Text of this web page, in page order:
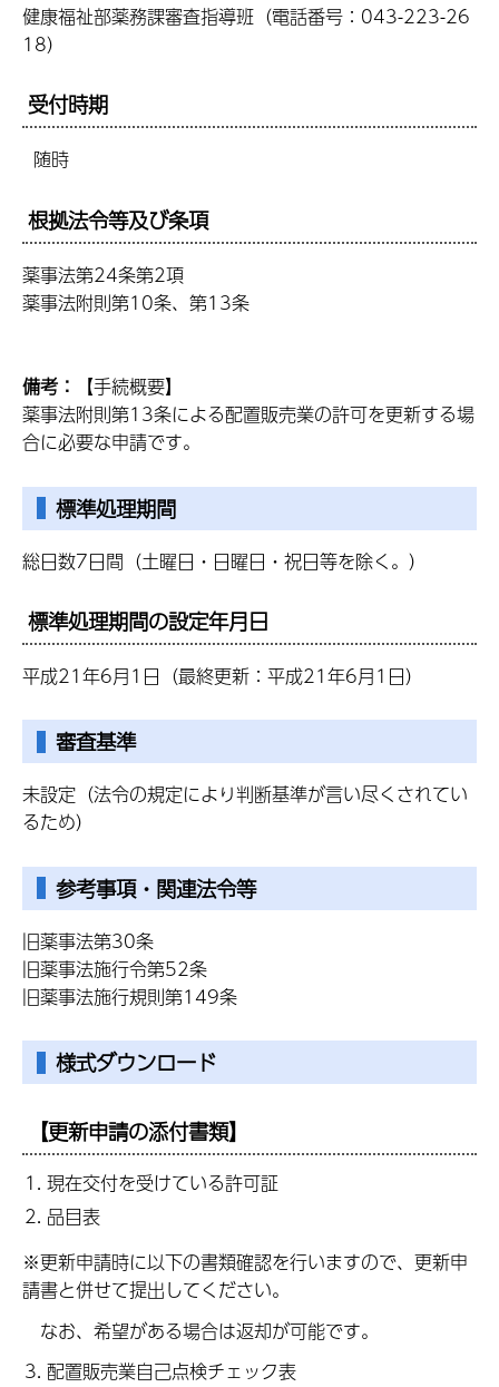
健康福祉部薬務課審査指導班（電話番号：043-223-26
18）
受付時期
随時
根拠法令等及び条項
薬事法第24条第2項
薬事法附則第10条、第13条
備考：
【手続概要】
薬事法附則第13条による配置販売業の許可を更新する場
合に必要な申請です。
標準処理期間
総日数7日間（土曜日・日曜日・祝日等を除く。）
標準処理期間の設定年月日
平成21年6月1日（最終更新：平成21年6月1日）
審査基準
未設定（法令の規定により判断基準が言い尽くされてい
るため）
参考事項・関連法令等
旧薬事法第30条
旧薬事法施行令第52条
旧薬事法施行規則第149条
様式ダウンロード
【更新申請の添付書類】
現在交付を受けている許可証
品目表
※更新申請時に以下の書類確認を行いますので、更新申
請書と併せて提出してください。
なお、希望がある場合は返却が可能です。
配置販売業自己点検チェック表